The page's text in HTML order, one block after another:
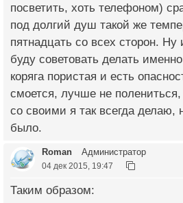
посветить, хоть телефоном)
под долгий душ такой же
пятнадцать со всех сторон.
буду советовать делать
коряга пористая и есть
смоется, лучше не
со своими я так всегда делаю,
было.
Roman Администратор
04 дек 2015, 19:47
Таким образом: